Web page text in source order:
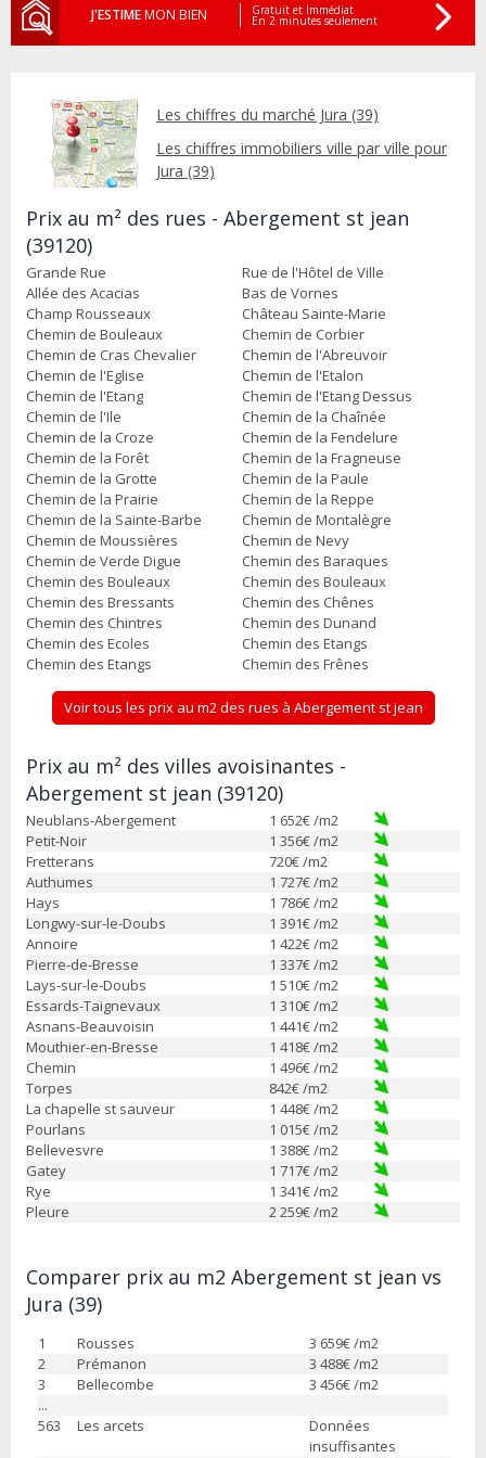
J'ESTIMEMON BIEN Gratuit et Immédiat
En 2 minutes seulement
Les chiffres du marché Jura (39)
Les chiffres immobiliers ville par ville pour
Jura (39)
Prix au m² des rues - Abergement st jean
(39120)
Grande Rue
Rue de l'Hôtel de Ville
Allée des Acacias
Bas de Vornes
Champ Rousseaux
Château Sainte-Marie
Chemin de Bouleaux
Chemin de Corbier
Chemin de Cras Chevalier
Chemin de l'Abreuvoir
Chemin de l'Eglise
Chemin de l'Etalon
Chemin de l'Etang
Chemin de l'Etang Dessus
Chemin de l'Ile
Chemin de la Chaînée
Chemin de la Croze
Chemin de la Fendelure
Chemin de la Forêt
Chemin de la Fragneuse
Chemin de la Grotte
Chemin de la Paule
Chemin de la Prairie
Chemin de la Reppe
Chemin de la Sainte-Barbe
Chemin de Montalègre
Chemin de Moussières
Chemin de Nevy
Chemin de Verde Digue
Chemin des Baraques
Chemin des Bouleaux
Chemin des Bouleaux
Chemin des Bressants
Chemin des Chênes
Chemin des Chintres
Chemin des Dunand
Chemin des Ecoles
Chemin des Etangs
Chemin des Etangs
Chemin des Frênes
Voir tous les prix au m2 des rues à Abergement st jean
Prix au m² des villes avoisinantes -
Abergement st jean (39120)
Neublans-Abergement 1 652€ /m2
Petit-Noir
1 356€ /m2
Fretterans
720€ /m2
Authumes
1 727€ /m2
Hays
1 786€ /m2
Longwy-sur-le-Doubs
1 391€ /m2
Annoire
1 422€ /m2
Pierre-de-Bresse
1 337€ /m2
Lays-sur-le-Doubs
1 510€ /m2
Essards-Taignevaux
1 310€ /m2
Asnans-Beauvoisin
1 441€ /m2
Mouthier-en-Bresse
1 418€ /m2
Chemin
1 496€ /m2
Torpes
842€ /m2
La chapelle st sauveur
1 448€ /m2
Pourlans
1 015€ /m2
Bellevesvre
1 388€ /m2
Gatey
1 717€ /m2
Rye
1 341€ /m2
Pleure
2 259€ /m2
Comparer prix au m2 Abergement st jean vs
Jura (39)
1 Rousses 3 659€ /m2
2
Prémanon 3 488€ /m2
3
Bellecombe 3 456€ /m2
...
563
Les arcets
Données
insuffisantes